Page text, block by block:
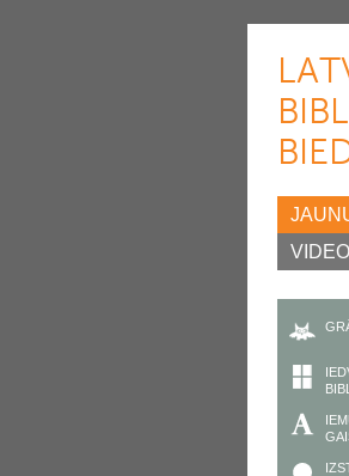
VIDEO